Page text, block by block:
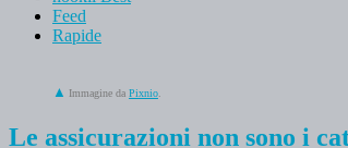
Feed
Rapide
Immagine da Pixnio
Le assicurazioni non sono i